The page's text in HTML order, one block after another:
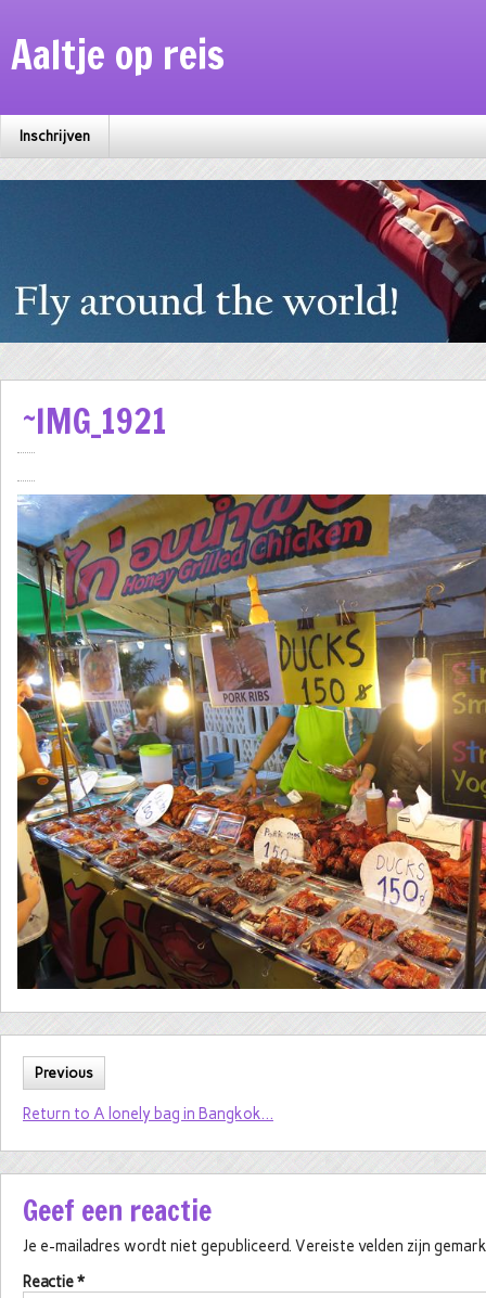
Aaltje op reis
Inschrijven
~IMG_1921
Previous
Return to A lonely bag in Bangkok…
Geef een reactie
Je e-mailadres wordt niet gepubliceerd. Vereiste velden zijn
Reactie*